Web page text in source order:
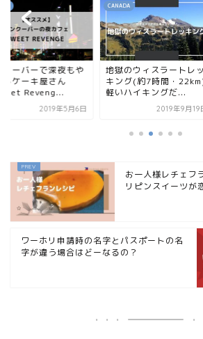
クーバーで深夜もや
るケーキ屋さん
Reveng...
2019年5月6日
CANADA
地獄のウィスラートレッ
キング(約7時間・
軽いハイキングだ...
2019年9月19
お一人様レチェフ
リピンスイーツが
ワーホリ申請時の名字とパスポートの名
字が違う場合はどーなるの？